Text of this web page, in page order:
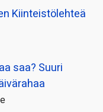
Kiinteistölehteä
saa? Suuri